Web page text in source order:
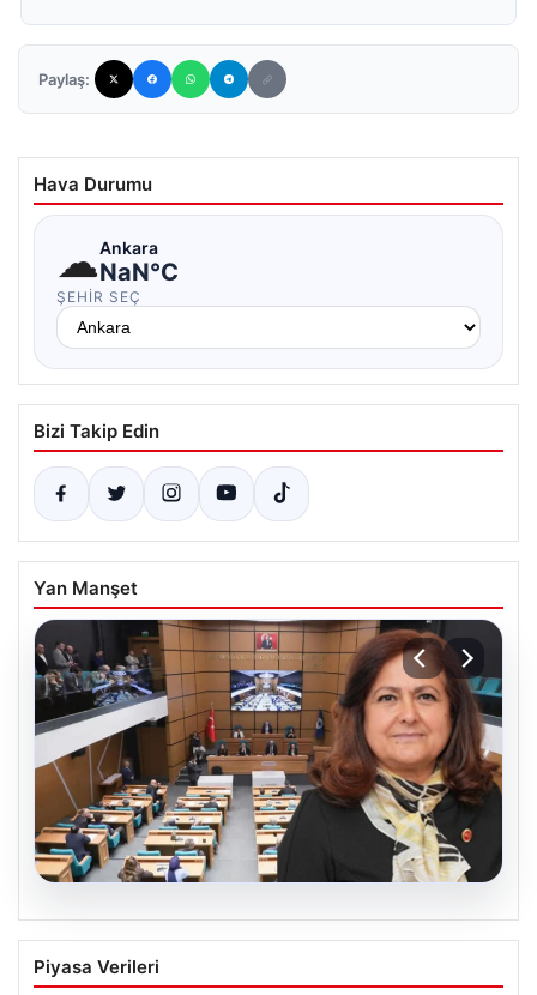
Paylaş:
Hava Durumu
☁Ankara
NaN°C
ŞEHIR SEÇ
Bizi Takip Edin
Yan Manşet
05.08.2026
Üsküdar Belediyesi’nde başkanvekili
Sibel Tan Çetinkaya oldu
Piyasa Verileri